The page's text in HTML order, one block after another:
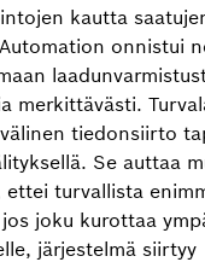
kautta
onnistui
merkittävästi.
tiedonsiirto
Se auttaa
ettei turvallista
joku kurottaa
järjestelmä siirtyy